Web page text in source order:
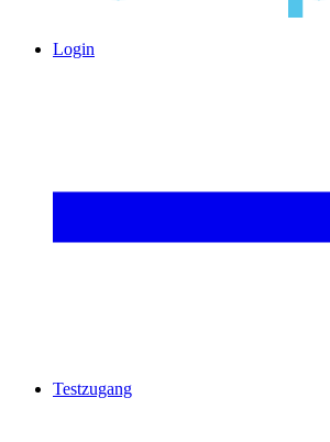
Login
Testzugang